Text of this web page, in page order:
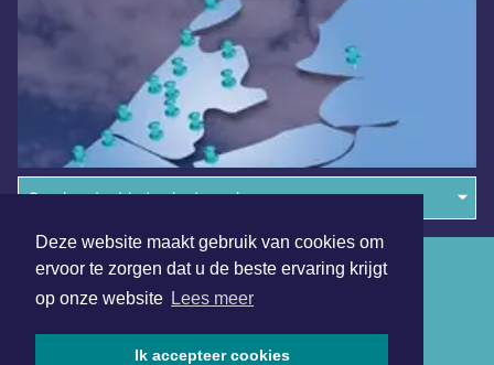
Deze website maakt gebruik van cookies om
ervoor te zorgen dat u de beste ervaring krijgt
op onze website Lees meer
Ik accepteer cookies
Overige dagbladen in de regio
Algemene voorwaarden
Disclaimer